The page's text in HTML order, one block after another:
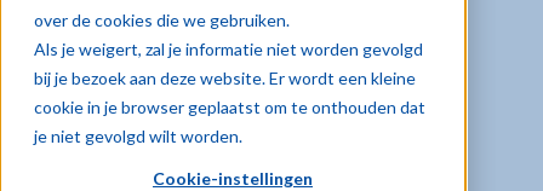
over de cookies die we gebruiken.
Als je weigert, zal je informatie niet worden gevolgd
bij je bezoek aan deze website. Er wordt een kleine
cookie in je browser geplaatst om te onthouden dat
je niet gevolgd wilt worden.
Cookie-instellingen